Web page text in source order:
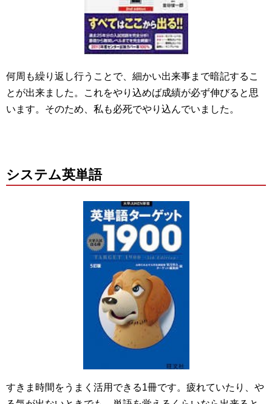
何周も繰り返し行うことで、細かい出来事まで暗記するこ
とが出来ました。これをやり込めば成績が必ず伸びると思
います。そのため、私も必死でやり込んでいました。
システム英単語
すきま時間をうまく活用できる1冊です。疲れていたり、や